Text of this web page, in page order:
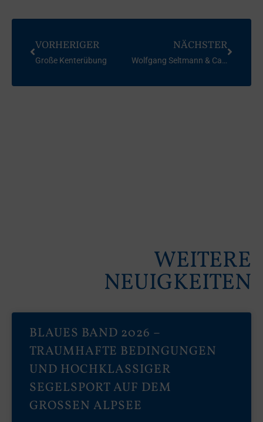
VORHERIGER
Große Kenterübung
NÄCHSTER
Wolfgang Seltmann & Carl Herburger Gedächtnisregatta 2012
WEITERE
NEUIGKEITEN
BLAUES BAND 2026 –
TRAUMHAFTE BEDINGUNGEN
UND HOCHKLASSIGER
SEGELSPORT AUF DEM
GROSSEN ALPSEE